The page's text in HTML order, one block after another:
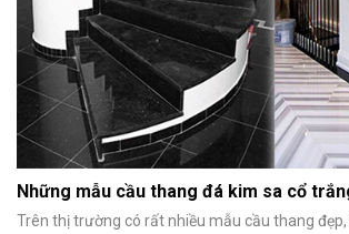
Những mẫu cầu thang đá kim sa cổ
Trên thị trường có rất nhiều mẫu cầu thang